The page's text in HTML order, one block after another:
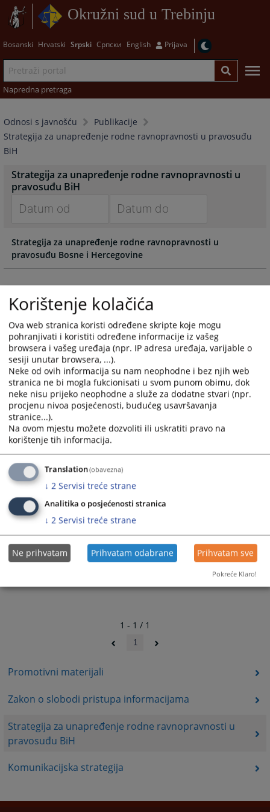
Okružni sud u Trebinju
Bosanski Hrvatski Srpski Српски English Prijava
Napredna pretraga
Odnosi s javnošću
Publikacije
Strategija za unapređenje rodne ravnopravnosti u pravosuđu
BiH
Promotivni materijali
Zakon o slobodi pristupa informacijama
Strategija za unapređenje rodne ravnopravnosti u
pravosuđu BiH
Komunikacijska strategija
Strategija za unapređenje rodne ravnopravnosti u
pravosuđu BiH
forward
to
interact
with
the
calendar
and
select
a
date.
Press
the
question
mark
key
to
get
the
keyboard
shortcuts
for
changing
dates.
forward
to
interact
with
the
calendar
and
select
a
date.
Press
the
question
key
to
get
the
keyboard
for
changing
dates.
Strategija za unapređenje rodne ravnopravnosti u
pravosuđu Bosne i Hercegovine
1 - 1 / 1
1
Korištenje kolačića
Ova web stranica koristi određene skripte koje mogu
pohranjivati i koristiti određene informacije iz vašeg
browsera i vašeg uređaja (npr. IP adresa uređaja, varijable o
sesiji unutar browsera, ...).
Neke od ovih informacija su nam neophodne i bez njih web
stranica ne bi mogla fukcionisati u svom punom obimu, dok
neke nisu prijeko neophodne a služe za dodatne stvari (npr.
procjenu nivoa posjećenosti, budućeg usavršavanja
stranice...).
Na ovom mjestu možete dozvoliti ili uskratiti pravo na
korištenje tih informacija.
Translation(obavezna)
↓ 2 Servisi treće strane
Analitika o posjećenosti stranica
↓ 2 Servisi treće strane
Ne prihvatam Prihvatam odabrane Prihvatam sve
Pokreće Klaro!